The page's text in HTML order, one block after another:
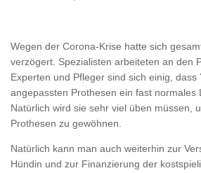
Wegen der Corona-Krise hatte sich
verzögert. Spezialisten arbeiteten an den
Experten und Pfleger sind sich einig, dass
angepassten Prothesen ein fast normales
Natürlich wird sie sehr viel üben müssen,
Prothesen zu gewöhnen.
Natürlich kann man auch weiterhin zur
Hündin und zur Finanzierung der